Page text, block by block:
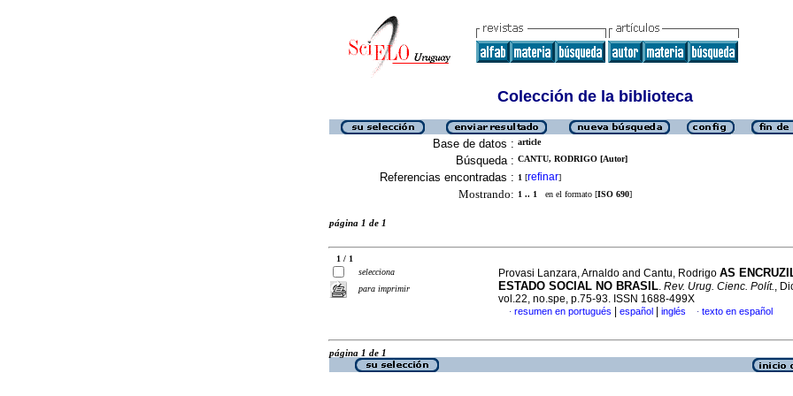
Colección de la biblioteca
Base de datos : article
Búsqueda : CANTU, RODRIGO [Autor]
Referencias encontradas : 1 [refinar]
Mostrando: 1 .. 1 en el formato [ISO 690]
página 1 de 1
1 / 1
selecciona
para imprimir
Provasi Lanzara, Arnaldo and Cantu, Rodrigo AS
ESTADO SOCIAL NO BRASIL. Rev. Urug. Cienc. Polít.,
vol.22, no.spe, p.75-93. ISSN 1688-499X
· resumen en portugués español inglés · texto en español
página 1 de 1